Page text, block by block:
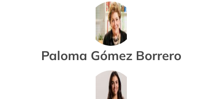
Paloma Gómez Borrero